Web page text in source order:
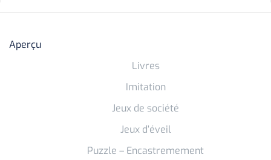
Aperçu
Livres
Imitation
Jeux de société
Jeux d’éveil
Puzzle – Encastremement